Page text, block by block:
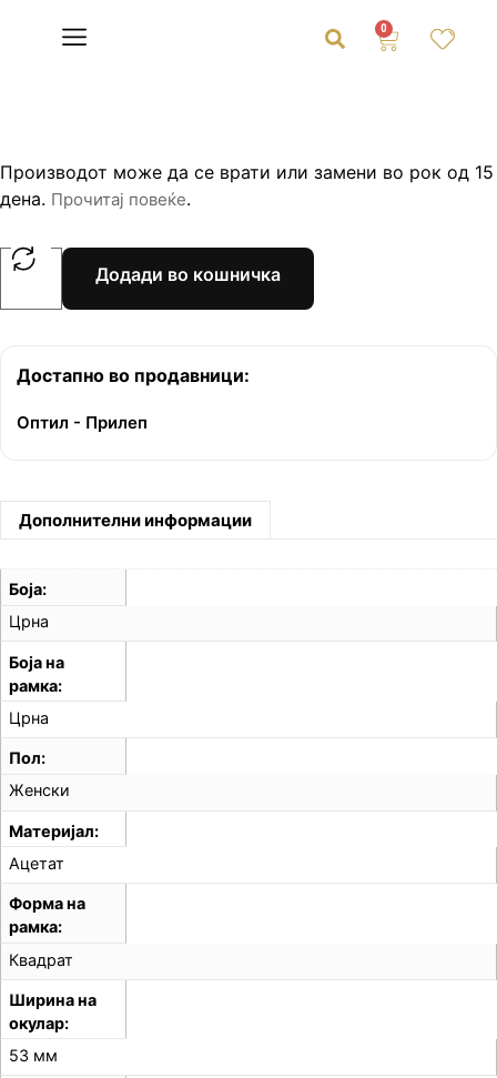
0
Додади во кошничка
Производот може да се врати или замени во рок од 15
дена. Прочитај повеќе.
Достапно во продавници:
Оптил - Прилеп
Дополнителни информации
Боја
Црна
Боја на
рамка
Црна
Пол
Женски
Материјал
Ацетат
Форма на
рамка
Квадрат
Ширина на
окулар
53 мм